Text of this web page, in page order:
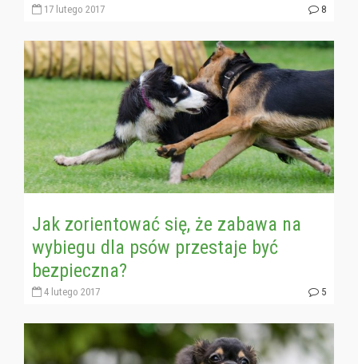
17 lutego 2017 8
Jak zorientować się, że zabawa na
wybiegu dla psów przestaje być
bezpieczna?
4 lutego 2017 5